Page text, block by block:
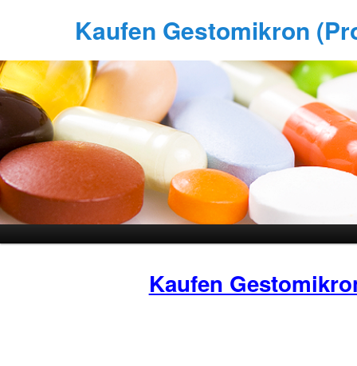
Kaufen Gestomikron
Kaufen